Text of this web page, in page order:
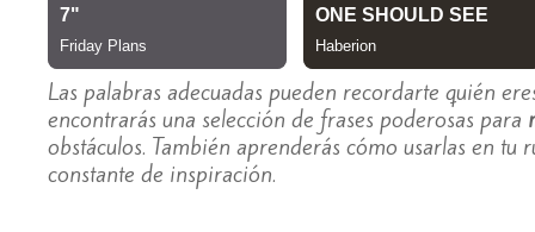
Las palabras adecuadas pueden recordarte quién
encontrarás una selección de frases poderosas para
obstáculos. También aprenderás cómo usarlas en
constante de inspiración.